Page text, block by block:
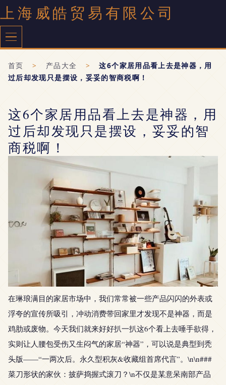
上海威皓贸易有限公司
首页 > 产品大全 >
这6个家居用品看上去是神器，用
过后却发现只是摆设，妥妥的智商税啊！
这6个家居用品看上去是神器，用
过后却发现只是摆设，妥妥的智
商税啊！
在琳琅满目的家居市场中，我们常常被一些产品闪闪的外表或
浮夸的宣传所吸引，冲动消费带回家里才发现不是神器，而是
鸡肋或废物。今天我们就来好好扒一扒这6个看上去唾手欲得，
实则让人腰包受伤又生闷气的家居“神器”，可以说是典型到秃
头版——“一两次后。永久型积灰&收藏组首席代言”。\n\n###
菜刀形状的家伙：披萨捣握式滚刀？\n不仅是某意呆南部产品